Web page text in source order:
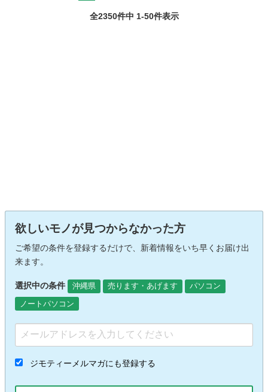
全2350件中 1-50件表示
欲しいモノが見つからなかった方
ご希望の条件を登録するだけで、新着情報をいち早くお届け出
来ます。
選択中の条件 沖縄県 売ります・あげます
パソコン
ノートパソコン
ジモティーメルマガにも登録する